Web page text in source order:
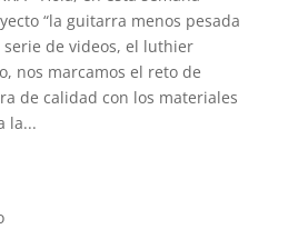
“la guitarra menos pesada
serie de videos, el luthier
nos marcamos el reto de
de calidad con los materiales
la...